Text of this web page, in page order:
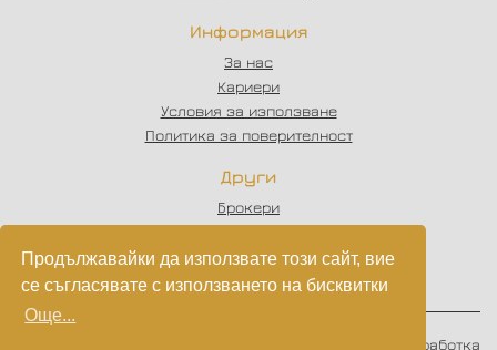
Продължавайки да използвате този сайт, вие
се съгласявате с използването на бисквитки
Още...
Информация
За нас
Кариери
Условия за използване
Политика за поверителност
Други
Брокери
Отзиви
Статии
Партньори
Изработка